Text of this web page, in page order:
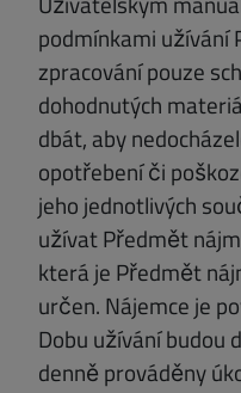
podmínkami
zpracování pouze
dohodnutých
dbát, aby
opotřebení či
jeho jednotlivých
užívat Předmět
která je Předmět
určen. Nájemce je
Dobu užívání budou
denně prováděny